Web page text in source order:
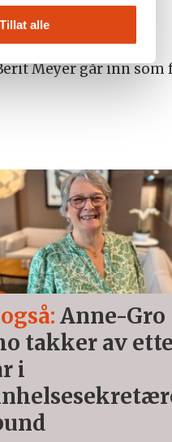
Tillat alle
Meyer går inn som
Anne-Gro
takker av
i